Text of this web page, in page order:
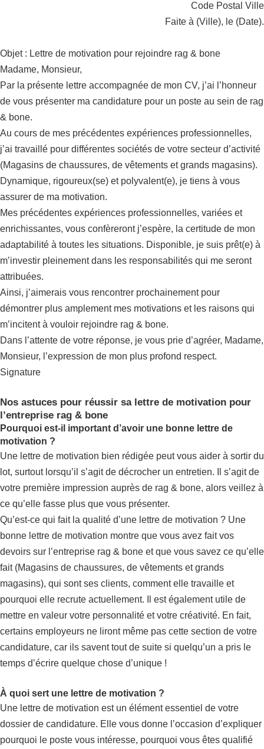
Code Postal Ville
Faite à (Ville), le (Date).
Objet : Lettre de motivation pour rejoindre rag & bone
Madame, Monsieur,
Par la présente lettre accompagnée de mon CV, j’ai l’honneur
de vous présenter ma candidature pour un poste au sein de rag
& bone.
Au cours de mes précédentes expériences professionnelles,
j’ai travaillé pour différentes sociétés de votre secteur d’activité
(Magasins de chaussures, de vêtements et grands magasins).
Dynamique, rigoureux(se) et polyvalent(e), je tiens à vous
assurer de ma motivation.
Mes précédentes expériences professionnelles, variées et
enrichissantes, vous confèreront j’espère, la certitude de mon
adaptabilité à toutes les situations. Disponible, je suis prêt(e) à
m’investir pleinement dans les responsabilités qui me seront
attribuées.
Ainsi, j’aimerais vous rencontrer prochainement pour
démontrer plus amplement mes motivations et les raisons qui
m’incitent à vouloir rejoindre rag & bone.
Dans l’attente de votre réponse, je vous prie d’agréer, Madame,
Monsieur, l’expression de mon plus profond respect.
Signature
Nos astuces pour réussir sa lettre de motivation pour
l’entreprise rag & bone
Pourquoi est-il important d’avoir une bonne lettre de
motivation ?
Une lettre de motivation bien rédigée peut vous aider à sortir du
lot, surtout lorsqu’il s’agit de décrocher un entretien. Il s’agit de
votre première impression auprès de rag & bone, alors veillez à
ce qu’elle fasse plus que vous présenter.
Qu’est-ce qui fait la qualité d’une lettre de motivation ? Une
bonne lettre de motivation montre que vous avez fait vos
devoirs sur l’entreprise rag & bone et que vous savez ce qu’elle
fait (Magasins de chaussures, de vêtements et grands
magasins), qui sont ses clients, comment elle travaille et
pourquoi elle recrute actuellement. Il est également utile de
mettre en valeur votre personnalité et votre créativité. En fait,
certains employeurs ne liront même pas cette section de votre
candidature, car ils savent tout de suite si quelqu’un a pris le
temps d’écrire quelque chose d’unique !
À quoi sert une lettre de motivation ?
Une lettre de motivation est un élément essentiel de votre
dossier de candidature. Elle vous donne l’occasion d’expliquer
pourquoi le poste vous intéresse, pourquoi vous êtes qualifié